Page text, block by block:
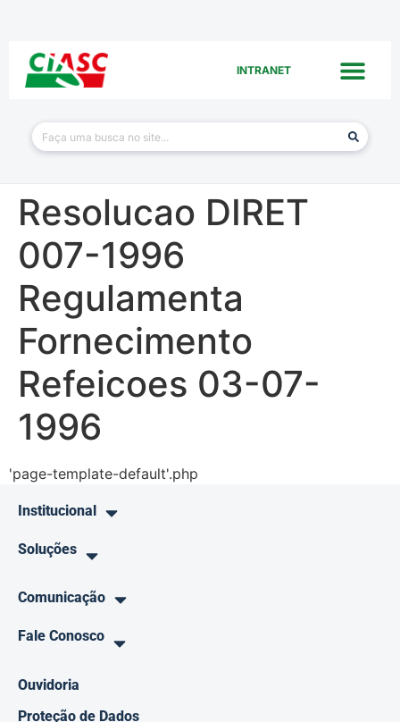
INTRANET
Resolucao DIRET
007-1996
Regulamenta
Fornecimento
Refeicoes 03-07-
1996
'page-template-default'.php
Institucional
Soluções
Comunicação
Fale Conosco
Ouvidoria
Proteção de Dados